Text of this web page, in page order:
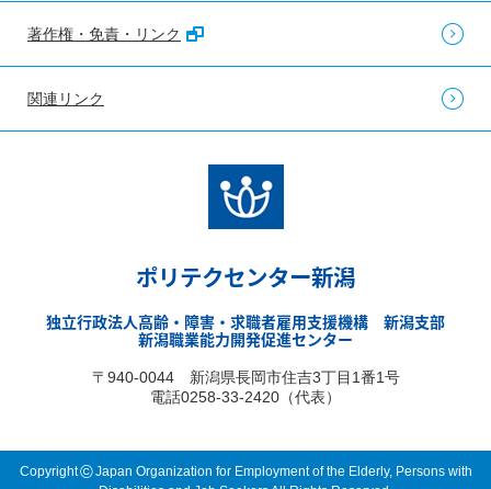
著作権・免責・リンク
関連リンク
ポリテクセンター新潟
独立行政法人高齢・障害・求職者雇用支援機構 新潟支部
新潟職業能力開発促進センター
〒940-0044 新潟県長岡市住吉3丁目1番1号
電話0258-33-2420（代表）
Copyright© Japan Organization for Employment of the Elderly, Persons with